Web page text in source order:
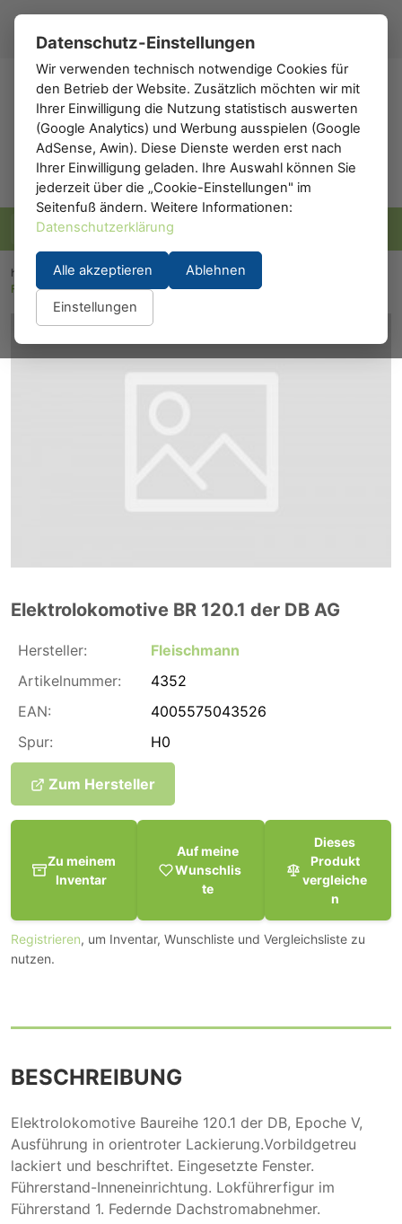
h0 .de
h0.eu Modelleisenbahn / Lokomotiven / Elektrolokomotiven
Fleischmann 4352: Elektrolokomotive BR 120.1 der DB AG
Elektrolokomotive BR 120.1 der DB AG
Hersteller:
Fleischmann
Artikelnummer:
4352
EAN:
4005575043526
Spur:
H0
Zum Hersteller
Zu meinem
Inventar
Auf meine
Wunschlis
te
Dieses
Produkt
vergleiche
n
Registrieren, um Inventar, Wunschliste und Vergleichsliste zu
nutzen.
BESCHREIBUNG
Elektrolokomotive Baureihe 120.1 der DB, Epoche V,
Ausführung in orientroter Lackierung.Vorbildgetreu
lackiert und beschriftet. Eingesetzte Fenster.
Führerstand-Inneneinrichtung. Lokführerfigur im
Führerstand 1. Federnde Dachstromabnehmer.
Datenschutz-Einstellungen
Wir verwenden technisch notwendige Cookies für
den Betrieb der Website. Zusätzlich möchten wir mit
Ihrer Einwilligung die Nutzung statistisch auswerten
(Google Analytics) und Werbung ausspielen (Google
AdSense, Awin). Diese Dienste werden erst nach
Ihrer Einwilligung geladen. Ihre Auswahl können Sie
jederzeit über die „Cookie-Einstellungen" im
Seitenfuß ändern. Weitere Informationen:
Datenschutzerklärung
Alle akzeptieren Ablehnen
Einstellungen